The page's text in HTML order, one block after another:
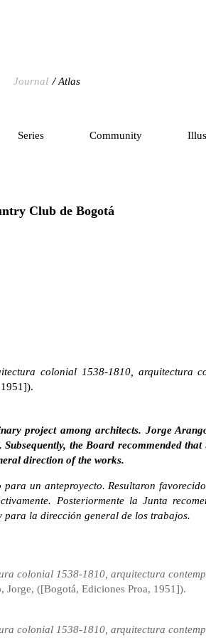
Journal Atlas
Series Community
Club de Bogotá
colonial 1538-1810, arquitectura
project among architects. Jorge
the Board recommended that
direction of the works.
un anteproyecto. Resultaron
Posteriormente la Junta
la dirección general de los trabajos.
colonial 1538-1810, arquitectura
Jorge, ([Bogotá, Ediciones Proa, 1951]).
colonial 1538-1810, arquitectura